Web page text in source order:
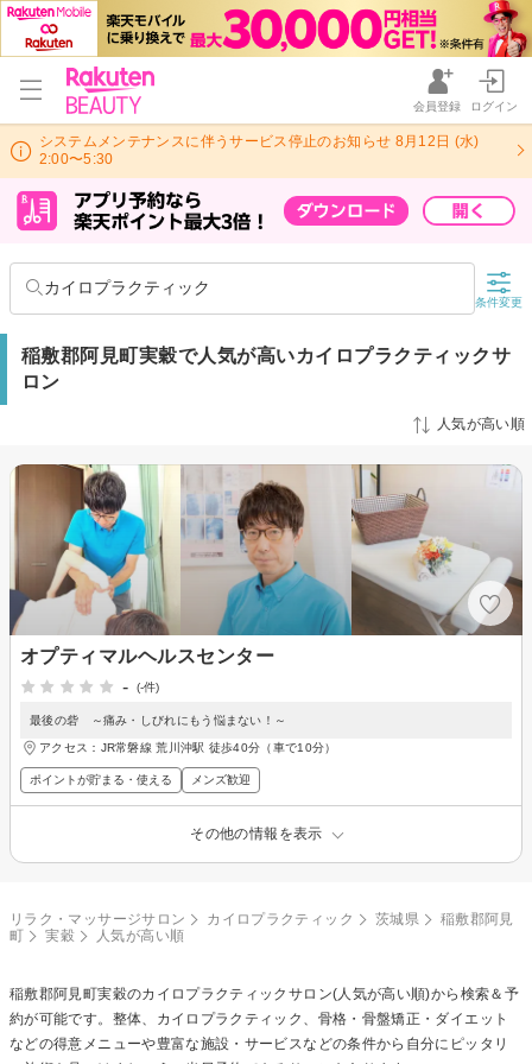
会員登録 ログイン
システムメンテナンスに伴うサービス停止のお知らせ 8月12日 (水)
2:00〜5:30
カイロプラクティック
条件変更
稲敷郡阿見町実穀で人気が高いカイロプラクティックサ
ロン
人気が高い順
オプティマルヘルスセンター
-
(-件)
最後の砦 ～痛み・しびれにもう悩まない！～
アクセス：JR常磐線 荒川沖駅 徒歩40分（車で10分）
ポイントが貯まる・使える メンズ歓迎
その他の情報を表示
リラク・マッサージサロン カイロプラクティック 茨城県
稲敷郡阿見
町
実穀 人気が高い順
稲敷郡阿見町実穀のカイロプラクティック サロン(人気が高い順)から検索＆予
約が可能です。整体、カイロプラクティック、骨格・骨盤矯正・ダイエット
などの得意メニューや豊富な施設・サービスなどの条件から自分にピッタリ